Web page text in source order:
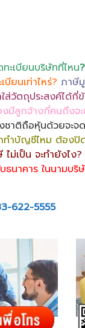
ะเบียนบริษัทที่ไหน?
ยนเท่าไหร่? ภาษี
ส่วัตถุประสงค์ได้กี่
มีลูกจ้างกี่คนถึงจ
ชาติถือหุ้นด้วยจะจ
ำบัญชีไหม ต้องปิ
ม่เป็น จะทำยังไง?
นาคาร ในนามบริ
622-5555